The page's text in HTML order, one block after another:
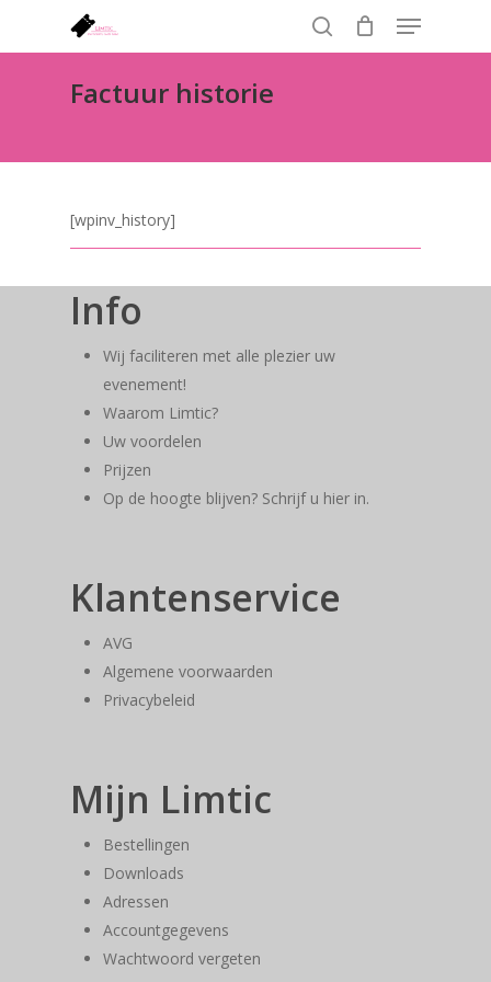
search
Menu
Factuur historie
[wpinv_history]
Info
Wij faciliteren met alle plezier uw
evenement!
Waarom Limtic?
Uw voordelen
Prijzen
Op de hoogte blijven? Schrijf u hier in.
Klantenservice
AVG
Algemene voorwaarden
Privacybeleid
Mijn Limtic
Bestellingen
Downloads
Adressen
Accountgegevens
Wachtwoord vergeten